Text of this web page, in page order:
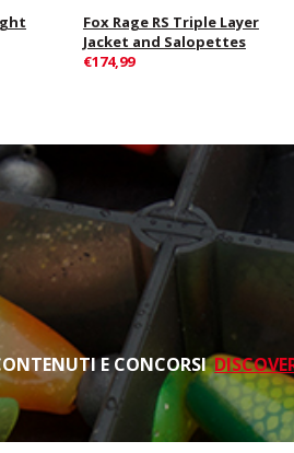
Fox Rage RS Triple Layer
Jacket and Salopettes
€174,99
E CONCORSI